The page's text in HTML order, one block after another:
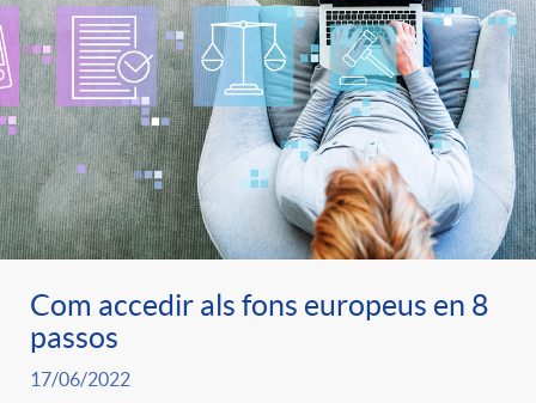
Com accedir als fons europeus en 8
passos
17/06/2022